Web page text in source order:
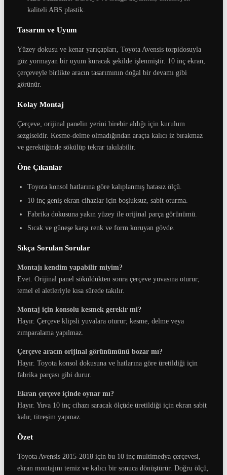
kaliteli ABS plastik.
Tasarım ve Uyum
Yüzey dokusu ve kenar yarıçapları, Toyota Avensis torpidosuyla
göz yormayan bir uyum kuracak şekilde işlenmiştir. 10 inç ekran,
çerçeveyle birlikte aracın tasarımının doğal bir devamı gibi
görünür.
Kolay Montaj
Çerçeve, orijinal panelin yerini birebir aldığı için kurulum
sezgiseldir. Kesme-delme olmadığından araçta kalıcı iz bırakmaz
ve gerektiğinde sökülüp tekrar takılabilir.
Öne Çıkanlar
Toyota konsol hatlarına göre kalıplanmış hatasız ölçü.
10 inç geniş ekran cihazlar için boşluksuz, sabit oturma.
Fabrika dokusuna yakın yüzey ile orijinal parça görünümü.
Sıcak ve güneşe karşı renk ve form koruyan gövde.
Sıkça Sorulan Sorular
Montajı kendim yapabilir miyim?
Evet. Orijinal panel söküldükten sonra çerçeve yuvasına oturur;
temel el aletleriyle kısa sürede takılır.
Montaj için konsolu kesmek gerekir mi?
Hayır. Çerçeve klipsli yuvalara oturur; kesme, delme veya
zımparalama yapılmaz.
Çerçeve aracın orijinal görünümünü bozar mı?
Hayır. Toyota konsol dokusuna ve hatlarına göre üretildiği için
fabrika parçası gibi durur.
Ekran çerçeve içinde oynar mı?
Hayır. Yuva 10 inç cihazı saracak ölçüde üretildiği için ekran sabit
kalır, titreşim yapmaz.
Özet
Toyota Avensis 2015-2018 için bu 10 inç multimedya çerçevesi,
ekran montajını temiz ve kalıcı bir sonuca dönüştürür. Doğru ölçü,